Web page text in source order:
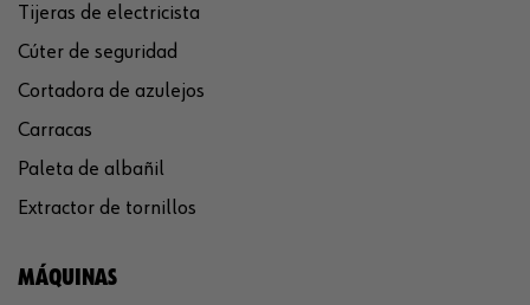
Tijeras de electricista
Cúter de seguridad
Cortadora de azulejos
Carracas
Paleta de albañil
Extractor de tornillos
MÁQUINAS